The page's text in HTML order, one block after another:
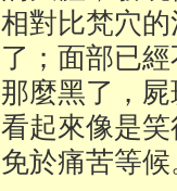
相對比梵穴
了；面部已
那麼黑了，
看起來像是
免於痛苦等